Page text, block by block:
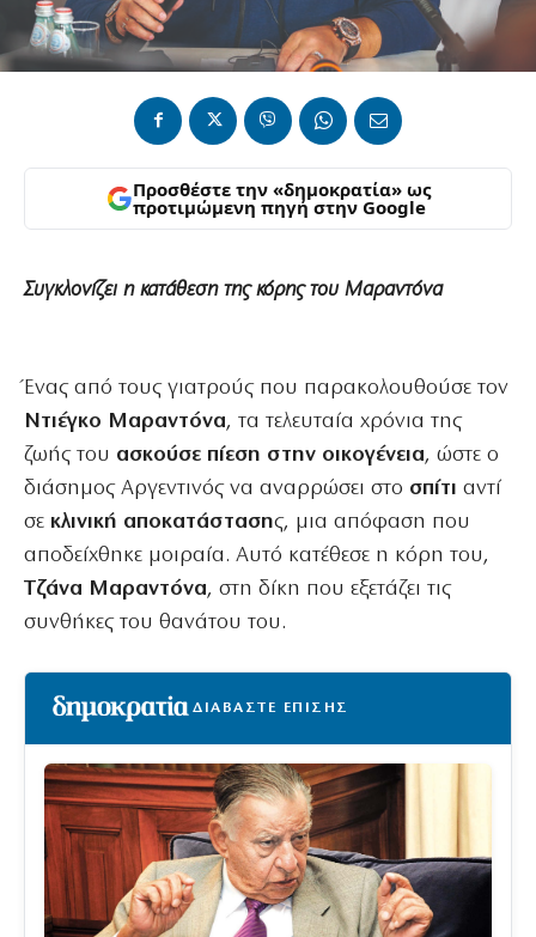
Προσθέστε την «δημοκρατία» ως
προτιμώμενη πηγή στην Google
Συγκλονίζει η κατάθεση της κόρης του Μαραντόνα
Ένας από τους γιατρούς που παρακολουθούσε τον
Ντιέγκο Μαραντόνα, τα τελευταία χρόνια της
ζωής του ασκούσε πίεση στην οικογένεια, ώστε ο
διάσημος Αργεντινός να αναρρώσει στο σπίτι αντί
σε κλινική αποκατάστασης, μια απόφαση που
αποδείχθηκε μοιραία. Αυτό κατέθεσε η κόρη του,
Τζάνα Μαραντόνα, στη δίκη που εξετάζει τις
συνθήκες του θανάτου του.
ΔΙΑΒΑΣΤΕ ΕΠΙΣΗΣ